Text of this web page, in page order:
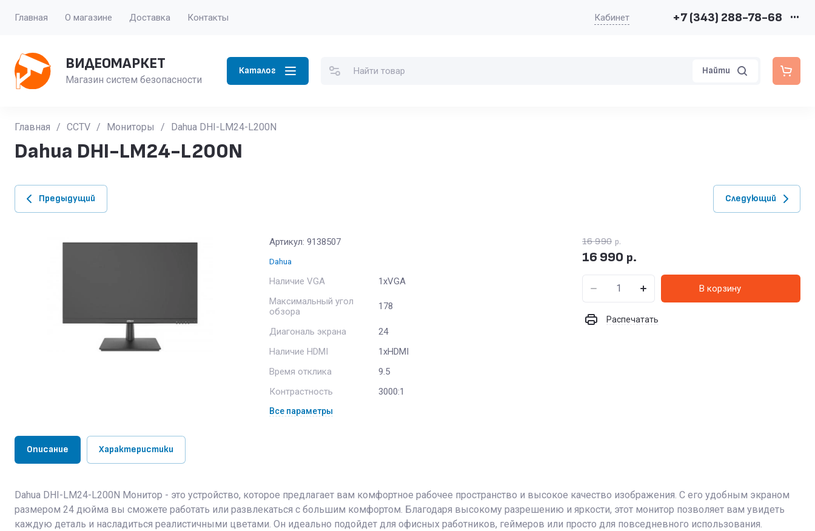
Главная О магазине Доставка Контакты Кабинет +7 (343) 288-78-68 •••
ВИДЕОМАРКЕТ
Магазин систем безопасности
Каталог Найти
Главная / CCTV / Мониторы / Dahua DHI-LM24-L200N
Dahua DHI-LM24-L200N
Предыдущий Следующий
Артикул: 9138507
Dahua
Наличие VGA
1xVGA
Максимальный угол
обзора
178
Диагональ экрана
24
Наличие HDMI
1xHDMI
Время отклика
9.5
Контрастность
3000:1
Все параметры
16 990 р.
16 990 р.
В корзину
Распечатать
Описание Характеристики
Dahua DHI-LM24-L200N Монитор - это устройство, которое предлагает вам комфортное рабочее пространство и высокое качество изображения. С его удобным экраном
размером 24 дюйма вы сможете работать или развлекаться с большим комфортом. Благодаря высокому разрешению и яркости, этот монитор позволяет вам увидеть
каждую деталь и насладиться реалистичными цветами. Он идеально подойдет для офисных работников, геймеров или просто для повседневного использования.